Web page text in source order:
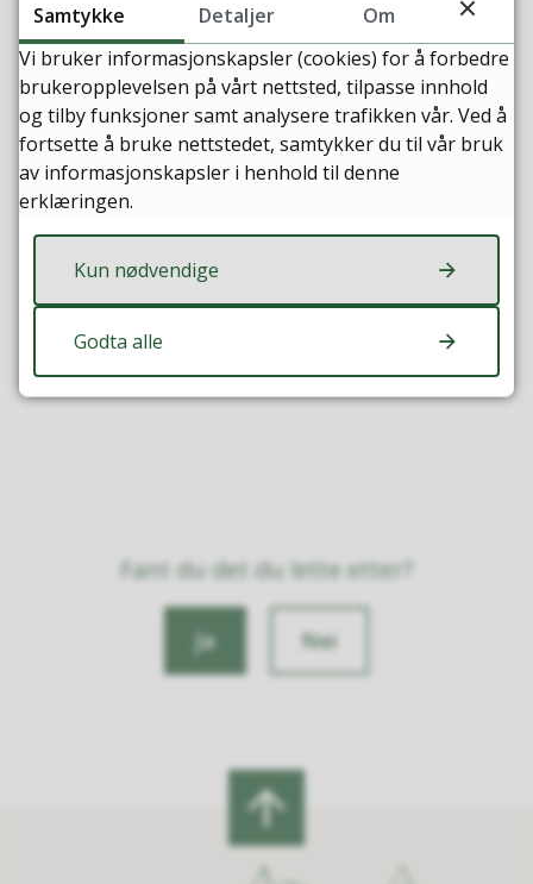
tillegg til rekkverk. Prosjekteringen har vært
krevende fordi den eksisterende Tredalsbrua har
mye trafikk.
Lokal graventreprenørBredesen Maskinhar vært
involvert i arbeidet.
Sist endret 27.05.2026 16:41
Fant du det du lette etter?
Ja Nei
Samtykke Detaljer
Om
Vi bruker informasjonskapsler (cookies) for å forbedre
brukeropplevelsen på vårt nettsted, tilpasse innhold
og tilby funksjoner samt analysere trafikken vår. Ved å
fortsette å bruke nettstedet, samtykker du til vår bruk
av informasjonskapsler i henhold til denne
erklæringen.
Kun nødvendige
Godta alle